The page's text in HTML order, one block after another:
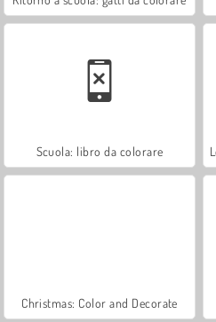
Scuola: libro da colorare
Christmas: Color and Decorate